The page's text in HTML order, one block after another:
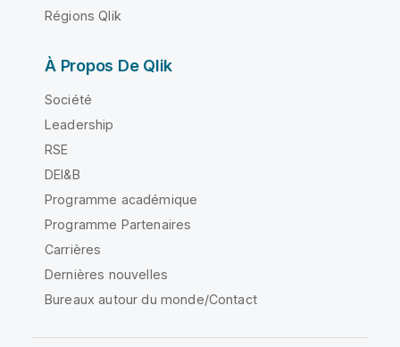
Régions Qlik
À Propos De Qlik
Société
Leadership
RSE
DEI&B
Programme académique
Programme Partenaires
Carrières
Dernières nouvelles
Bureaux autour du monde/Contact